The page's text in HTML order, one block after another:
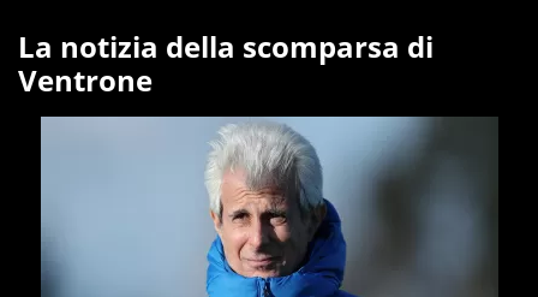
La notizia della scomparsa di
Ventrone